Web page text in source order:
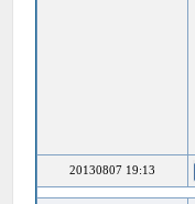
20130807 19:13